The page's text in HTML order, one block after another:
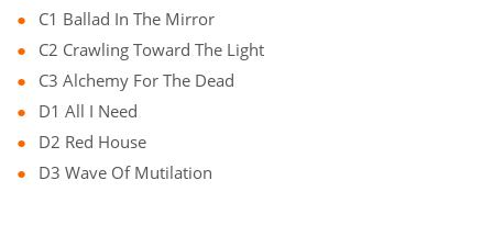
C1 Ballad In The Mirror
C2 Crawling Toward The Light
C3 Alchemy For The Dead
D1 All I Need
D2 Red House
D3 Wave Of Mutilation